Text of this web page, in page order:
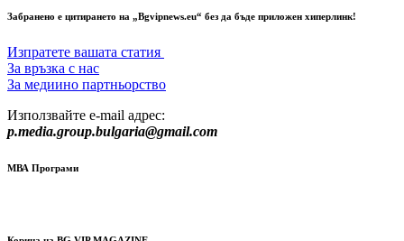
Забранено е цитирането на „Bgvipnews.eu“ без да бъде приложен хиперлинк!
Изпратете вашата статия
За връзка с нас
За медиино партньорство
Използвайте e-mail адрес:
p.media.group.bulgaria@gmail.com
МВА Програми